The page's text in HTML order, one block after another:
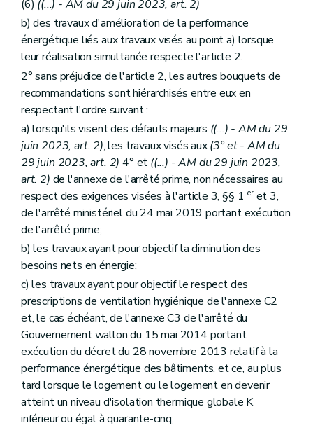
(6) ((...) - AM du 29 juin 2023, art. 2)
b) des travaux d'amélioration de la performance
énergétique liés aux travaux visés au point a) lorsque
leur réalisation simultanée respecte l'article 2.
2° sans préjudice de l'article 2, les autres bouquets de
recommandations sont hiérarchisés entre eux en
respectant l'ordre suivant :
a) lorsqu'ils visent des défauts majeurs ((...) - AM du 29
juin 2023, art. 2), les travaux visés aux(3° et - AM du
29 juin 2023, art. 2) 4° et ((...) - AM du 29 juin 2023,
art. 2) de l'annexe de l'arrêté prime, non nécessaires au
respect des exigences visées à l'article 3, §§ 1 eret 3,
de l'arrêté ministériel du 24 mai 2019 portant exécution
de l'arrêté prime;
b) les travaux ayant pour objectif la diminution des
besoins nets en énergie;
c) les travaux ayant pour objectif le respect des
prescriptions de ventilation hygiénique de l'annexe C2
et, le cas échéant, de l'annexe C3 de l'arrêté du
Gouvernement wallon du 15 mai 2014 portant
exécution du décret du 28 novembre 2013 relatif à la
performance énergétique des bâtiments, et ce, au plus
tard lorsque le logement ou le logement en devenir
atteint un niveau d'isolation thermique globale K
inférieur ou égal à quarante-cinq;